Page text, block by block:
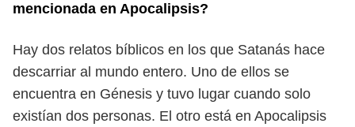
mencionada en Apocalipsis?
Hay dos relatos bíblicos en los que Satanás hace
descarriar al mundo entero. Uno de ellos se
encuentra en Génesis y tuvo lugar cuando solo
existían dos personas. El otro está en Apocalipsis